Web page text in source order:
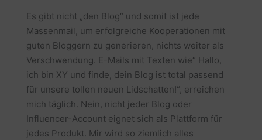
Es gibt nicht „den Blog“ und somit ist jede
Massenmail, um erfolgreiche Kooperationen mit
guten Bloggern zu generieren, nichts weiter als
Verschwendung. E-Mails mit Texten wie“ Hallo,
ich bin XY und finde, dein Blog ist total passend
für unsere tollen neuen Lidschatten!“, erreichen
mich täglich. Nein, nicht jeder Blog oder
Influencer-Account eignet sich als Plattform für
jedes Produkt. Mir wird so ziemlich alles